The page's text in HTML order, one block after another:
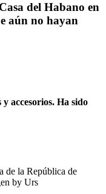
del Habano en
aún no hayan
accesorios. Ha sido